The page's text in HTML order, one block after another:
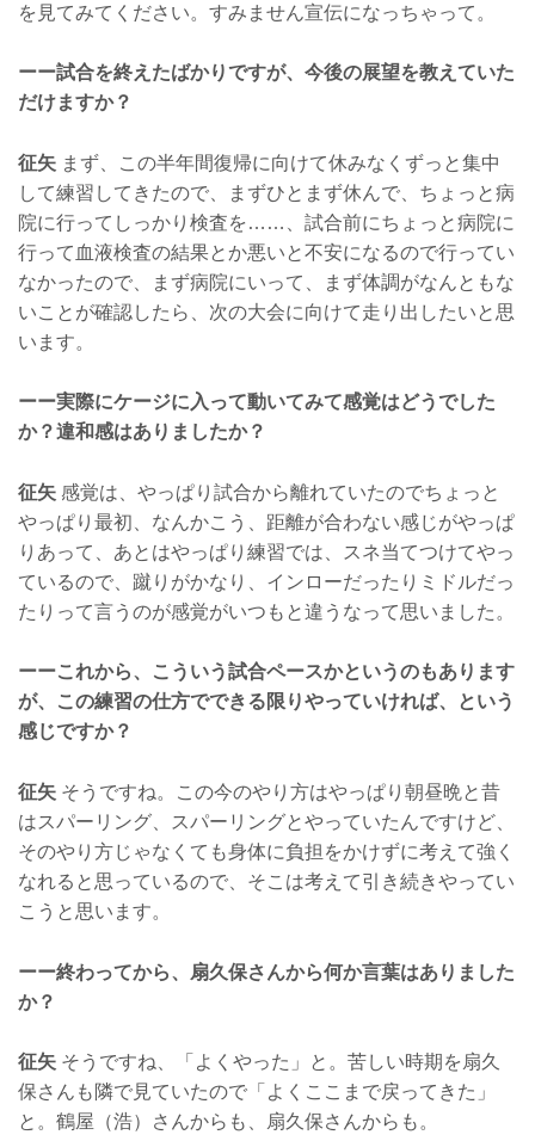
を見てみてください。すみません宣伝になっちゃって。
ーー試合を終えたばかりですが、今後の展望を教えていた
だけますか？
征矢 まず、この半年間復帰に向けて休みなくずっと集中
して練習してきたので、まずひとまず休んで、ちょっと病
院に行ってしっかり検査を……、試合前にちょっと病院に
行って血液検査の結果とか悪いと不安になるので行ってい
なかったので、まず病院にいって、まず体調がなんともな
いことが確認したら、次の大会に向けて走り出したいと思
います。
ーー実際にケージに入って動いてみて感覚はどうでした
か？違和感はありましたか？
征矢 感覚は、やっぱり試合から離れていたのでちょっと
やっぱり最初、なんかこう、距離が合わない感じがやっぱ
りあって、あとはやっぱり練習では、スネ当てつけてやっ
ているので、蹴りがかなり、インローだったりミドルだっ
たりって言うのが感覚がいつもと違うなって思いました。
ーーこれから、こういう試合ペースかというのもあります
が、この練習の仕方でできる限りやっていければ、という
感じですか？
征矢 そうですね。この今のやり方はやっぱり朝昼晩と昔
はスパーリング、スパーリングとやっていたんですけど、
そのやり方じゃなくても身体に負担をかけずに考えて強く
なれると思っているので、そこは考えて引き続きやってい
こうと思います。
ーー終わってから、扇久保さんから何か言葉はありました
か？
征矢 そうですね、「よくやった」と。苦しい時期を扇久
保さんも隣で見ていたので「よくここまで戻ってきた」
と。鶴屋（浩）さんからも、扇久保さんからも。